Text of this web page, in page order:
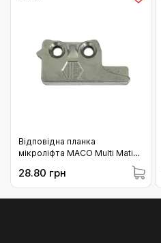
Відповідна планка
мікроліфта MACO Multi Matic
REHAU Geneo SALAMANDER
bluEvolution 92 права
(362164)
28.80 грн